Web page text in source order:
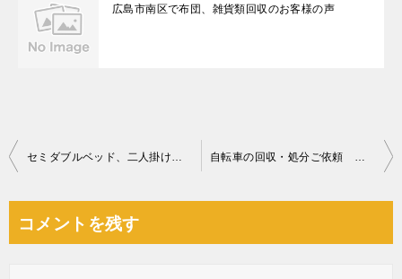
広島市南区で布団、雑貨類回収のお客様の声
投
ビ
セミダブルベッド、二人掛けソファー、キッチンボードの回収・処分 自転車の回収・処分ご依頼 お客様の声
コメントを残す